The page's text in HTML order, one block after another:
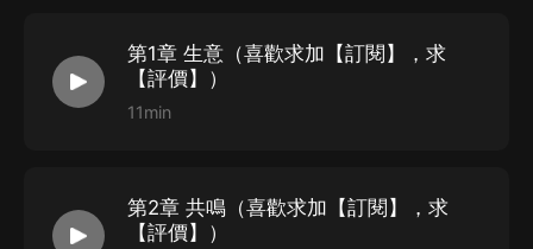
第1章 生意（喜歡求加【訂閱】，求
【評價】）
11min
第2章 共鳴（喜歡求加【訂閱】，求
【評價】）